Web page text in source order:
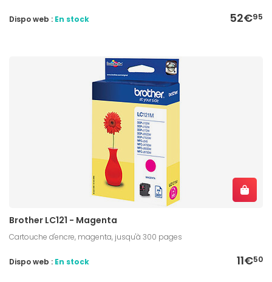
52€95
Dispo web : En stock
Brother LC121 - Magenta
Cartouche d'encre, magenta, jusqu'à 300 pages
11€50
Dispo web : En stock